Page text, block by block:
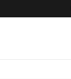
au